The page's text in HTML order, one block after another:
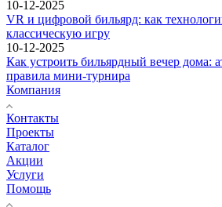
10-12-2025
VR и цифровой бильярд: как
классическую игру
10-12-2025
Как устроить бильярдный вечер дома:
правила мини-турнира
Компания
Контакты
Проекты
Каталог
Акции
Услуги
Помощь